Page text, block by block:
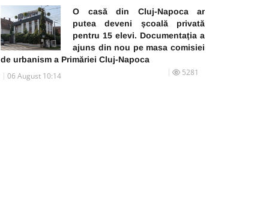
O casă din Cluj-Napoca ar
putea deveni școală privată
pentru 15 elevi. Documentația a
ajuns din nou pe masa comisiei
de urbanism a Primăriei Cluj-Napoca
06 August 10:14 5281